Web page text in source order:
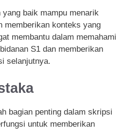
baik mampu menarik
memberikan konteks yang
membantu dalam memahami
S1 dan memberikan
selanjutnya.
bagian penting dalam skripsi
untuk memberikan